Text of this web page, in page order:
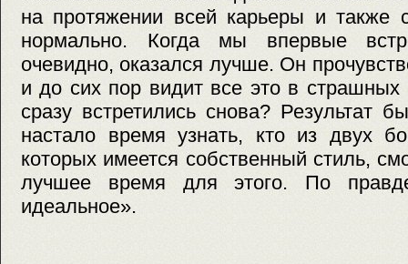
на протяжении всей карьеры и также
нормально. Когда мы впервые
очевидно, оказался лучше. Он
и до сих пор видит все это в
сразу встретились снова? Результат
настало время узнать, кто из двух
которых имеется собственный стиль,
лучшее время для этого. По
идеальное».